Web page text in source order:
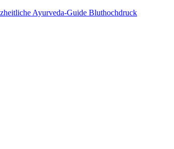
Ayurveda-Guide Bluthochdruck